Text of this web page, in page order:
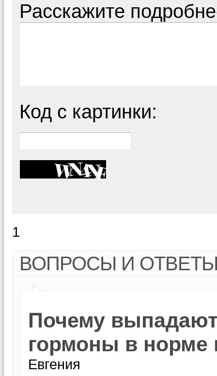
Расскажите
Код с картинки:
1
ВОПРОСЫ И
Почему
гормоны в норме
Евгения